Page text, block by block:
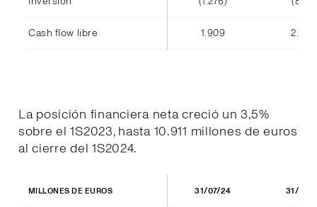
Cash flow libre 1.909 2.363
La posición financiera neta creció un 3,5%
sobre el 1S2023, hasta 10.911 millones de euros
al cierre del 1S2024.
MILLONES DE EUROS 31/07/24 31/07/